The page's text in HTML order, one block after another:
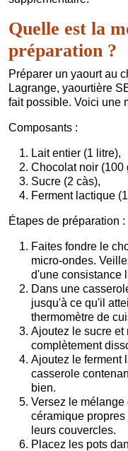
Quelle est la
préparation ?
Préparer un yaourt au
Lagrange, yaourtière
fait possible. Voici une
Composants :
Lait entier (1 litre),
Chocolat noir (100
Sucre (2 càs),
Ferment lactique
Étapes de préparation :
Faites fondre le
micro-ondes.
d'une consistance
Dans une
jusqu'à ce qu'il
thermomètre de
Ajoutez le sucre
complètement
Ajoutez le ferment
casserole
bien.
Versez le mélange
céramique
leurs couvercles.
Placez les pots